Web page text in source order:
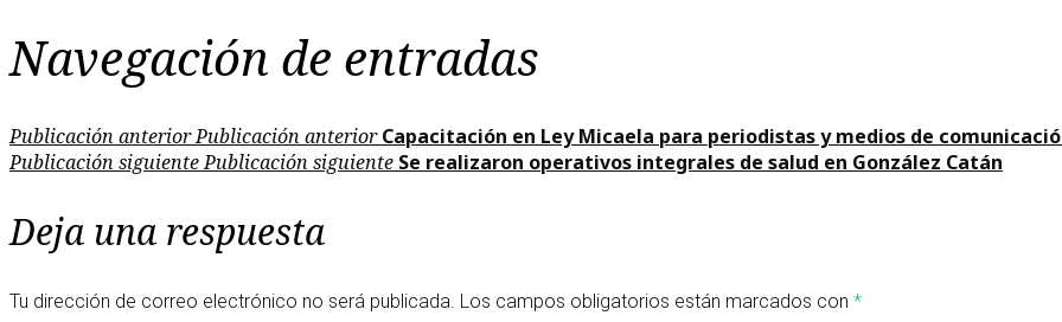
Navegación de entradas
Publicación anteriorPublicación anterior Capacitación en Ley Micaela para periodistas y medios de
Publicación siguientePublicación siguiente Se realizaron operativos integrales de salud en González Catán
Deja una respuesta
Tu dirección de correo electrónico no será publicada. Los campos obligatorios están marcados con *